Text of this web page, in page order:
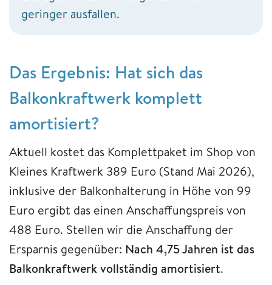
geringer ausfallen.
Das Ergebnis: Hat sich das
Balkonkraftwerk komplett
amortisiert?
Aktuell kostet das Komplettpaket im Shop von
Kleines Kraftwerk 389 Euro (Stand Mai 2026),
inklusive der Balkonhalterung in Höhe von 99
Euro ergibt das einen Anschaffungspreis von
488 Euro. Stellen wir die Anschaffung der
Ersparnis gegenüber: Nach 4,75 Jahren ist das
Balkonkraftwerk vollständig amortisiert.